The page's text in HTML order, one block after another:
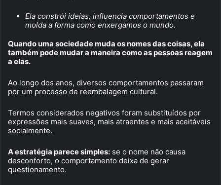
Ela constrói ideias, influencia comportamentos e
molda a forma como enxergamos o mundo.
Quando uma sociedade muda os nomes das coisas, ela
também pode mudar a maneira como as pessoas reagem
a elas.
Ao longo dos anos, diversos comportamentos passaram
por um processo de reembalagem cultural.
Termos considerados negativos foram substituídos por
expressões mais suaves, mais atraentes e mais aceitáveis
socialmente.
A estratégia parece simples: se o nome não causa
desconforto, o comportamento deixa de gerar
questionamento.